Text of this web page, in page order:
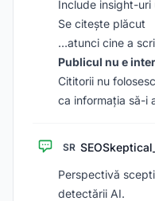
Include insight-uri
Se citește plăcut
…atunci cine a
Publicul nu e
Cititorii nu
ca informația să-i
SR
Perspectivă
detectării AI.